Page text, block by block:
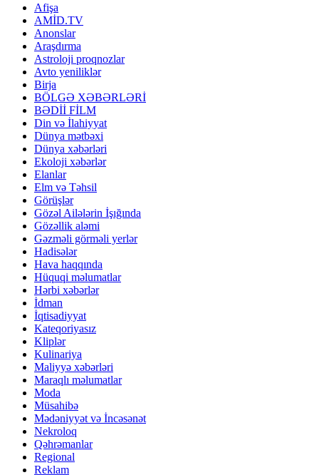
Afişa
AMİD.TV
Anonslar
Araşdırma
Astroloji proqnozlar
Avto yeniliklər
Birja
BÖLGƏ XƏBƏRLƏRİ
BƏDİİ FİLM
Din və İlahiyyat
Dünya mətbəxi
Dünya xəbərləri
Ekoloji xəbərlər
Elanlar
Elm və Təhsil
Görüşlər
Gözəl Ailələrin İşığında
Gözəllik aləmi
Gəzməli görməli yerlər
Hadisələr
Hava haqqında
Hüquqi məlumatlar
Hərbi xəbərlər
İdman
İqtisadiyyat
Kateqoriyasız
Kliplər
Kulinariya
Maliyyə xəbərləri
Maraqlı məlumatlar
Moda
Müsahibə
Mədəniyyət və İncəsənət
Nekroloq
Qəhrəmanlar
Regional
Reklam